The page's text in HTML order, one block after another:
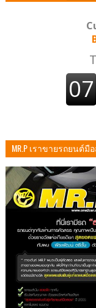
MR.P เราขายรถยนต์